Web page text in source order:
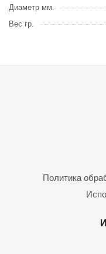
Диаметр мм.
Вес гр.
Политика